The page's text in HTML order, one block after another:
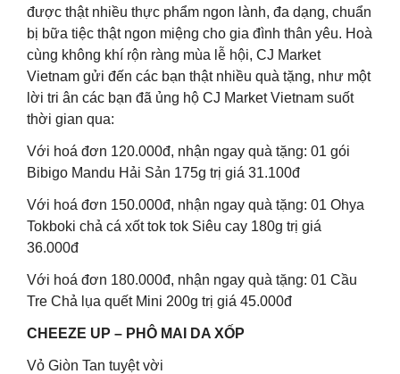
được thật nhiều thực phẩm ngon lành, đa dạng, chuẩn
bị bữa tiệc thật ngon miệng cho gia đình thân yêu. Hoà
cùng không khí rộn ràng mùa lễ hội, CJ Market
Vietnam gửi đến các bạn thật nhiều quà tặng, như một
lời tri ân các bạn đã ủng hộ CJ Market Vietnam suốt
thời gian qua:
Với hoá đơn 120.000đ, nhận ngay quà tặng: 01 gói
Bibigo Mandu Hải Sản 175g trị giá 31.100đ
Với hoá đơn 150.000đ, nhận ngay quà tặng: 01 Ohya
Tokboki chả cá xốt tok tok Siêu cay 180g trị giá
36.000đ
Với hoá đơn 180.000đ, nhận ngay quà tặng: 01 Cầu
Tre Chả lụa quết Mini 200g trị giá 45.000đ
CHEEZE UP – PHÔ MAI DA XỐP
Vỏ Giòn Tan tuyệt vời